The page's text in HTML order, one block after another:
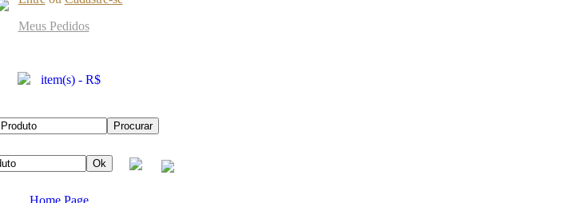
Meus Pedidos
item(s) - R$
Home Page